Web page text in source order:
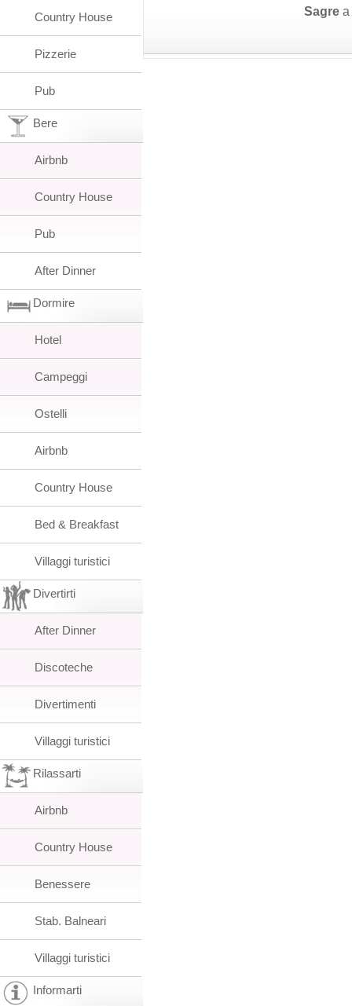
Sagre a
Country House
Pizzerie
Pub
Bere
Airbnb
Country House
Pub
After Dinner
Dormire
Hotel
Campeggi
Ostelli
Airbnb
Country House
Bed & Breakfast
Villaggi turistici
Divertirti
After Dinner
Discoteche
Divertimenti
Villaggi turistici
Rilassarti
Airbnb
Country House
Benessere
Stab. Balneari
Villaggi turistici
Informarti